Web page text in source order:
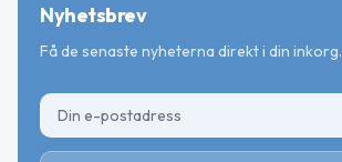
Nyhetsbrev
Få de senaste nyheterna direkt i din inkorg.